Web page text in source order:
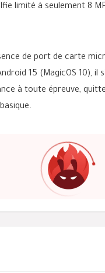
limité à seulement 8
de port de carte
15 (MagicOS 10),
à toute épreuve,